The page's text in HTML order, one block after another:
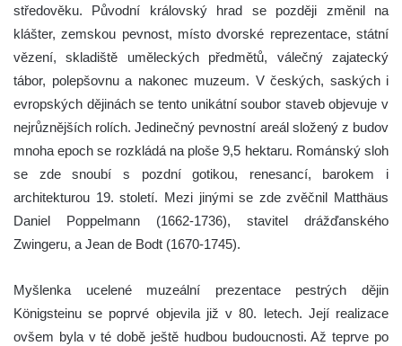
středověku. Původní královský hrad se později změnil na
klášter, zemskou pevnost, místo dvorské reprezentace, státní
vězení, skladiště uměleckých předmětů, válečný zajatecký
tábor, polepšovnu a nakonec muzeum. V českých, saských i
evropských dějinách se tento unikátní soubor staveb objevuje v
nejrůznějších rolích. Jedinečný pevnostní areál složený z budov
mnoha epoch se rozkládá na ploše 9,5 hektaru. Románský sloh
se zde snoubí s pozdní gotikou, renesancí, barokem i
architekturou 19. století. Mezi jinými se zde zvěčnil Matthäus
Daniel Poppelmann (1662-1736), stavitel drážďanského
Zwingeru, a Jean de Bodt (1670-1745).
Myšlenka ucelené muzeální prezentace pestrých dějin
Königsteinu se poprvé objevila již v 80. letech. Její realizace
ovšem byla v té době ještě hudbou budoucnosti. Až teprve po